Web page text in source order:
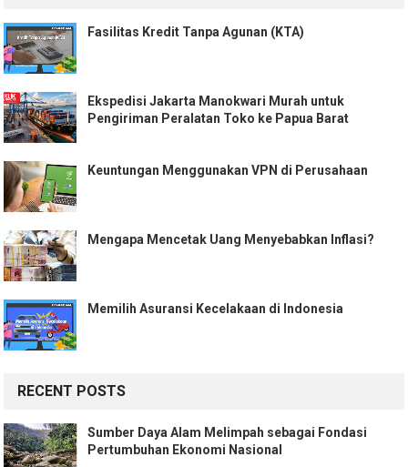
Fasilitas Kredit Tanpa Agunan (KTA)
Ekspedisi Jakarta Manokwari Murah untuk
Pengiriman Peralatan Toko ke Papua Barat
Keuntungan Menggunakan VPN di Perusahaan
Mengapa Mencetak Uang Menyebabkan Inflasi?
Memilih Asuransi Kecelakaan di Indonesia
RECENT POSTS
Sumber Daya Alam Melimpah sebagai Fondasi
Pertumbuhan Ekonomi Nasional